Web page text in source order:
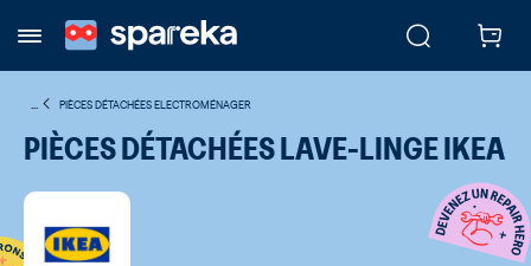
PIÈCES DÉTACHÉES ELECTROMÉNAGER
PIÈCES DÉTACHÉES LAVE-LINGE IKEA